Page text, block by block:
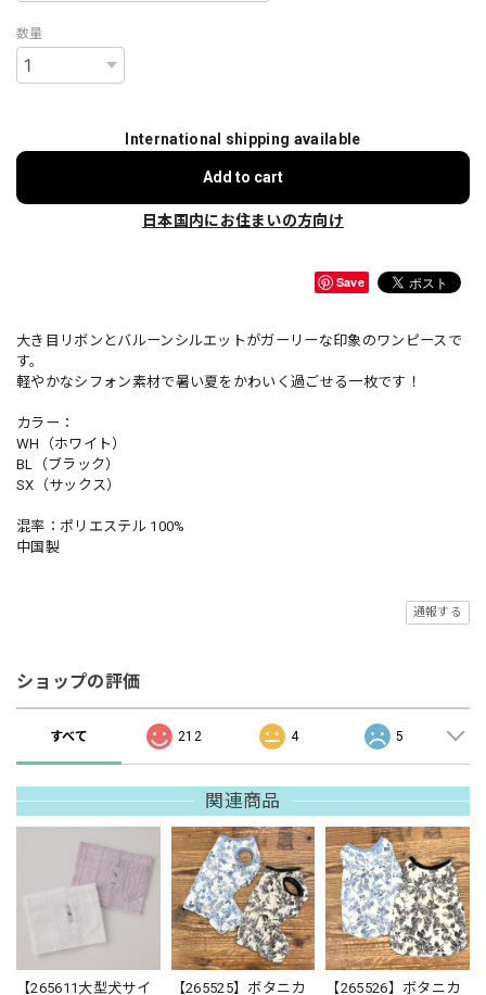
数量
International shipping available
Add to cart
日本国内にお住まいの方向け
Save
大き目リボンとバルーンシルエットがガーリーな印象のワンピースで
す。
軽やかなシフォン素材で暑い夏をかわいく過ごせる一枚です！
カラー：
WH（ホワイト）
BL（ブラック）
SX（サックス）
混率：ポリエステル 100%
中国製
通報する
ショップの評価
すべて 212 4 5
関連商品
【265611大型犬サイ 【265525】ボタニカ 【265526】ボタニカ